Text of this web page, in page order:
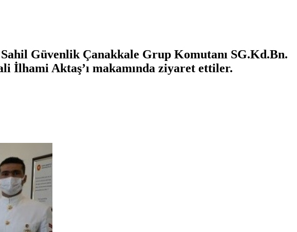
Güvenlik Çanakkale Grup Komutanı SG.Kd.Bn.
İlhami Aktaş’ı makamında ziyaret ettiler.